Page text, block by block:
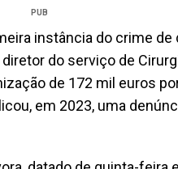
PUB
instância do crime
do serviço de
de 172 mil euros
em 2023, uma